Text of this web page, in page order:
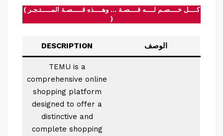
( كــــل خــــصـم لــــه قــــصـة … وهــــذه قـــــصـة المـــــتـجـر
)
DESCRIPTION الوصف
TEMU is a
comprehensive online
shopping platform
designed to offer a
distinctive and
complete shopping